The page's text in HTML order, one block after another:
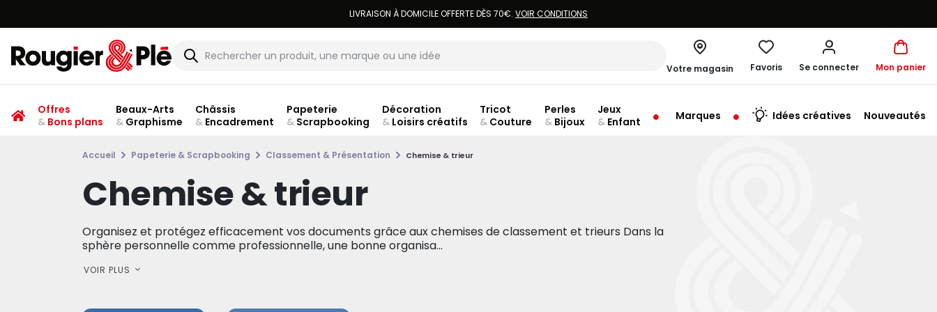
LIVRAISON À DOMICILE OFFERTE DÈS 70€. VOIR CONDITIONS
Votre magasin
Ferme à 19:00
Favoris Se connecter Mon panier
Offres
&Bons plans
Beaux-Arts
&Graphisme
Châssis
&Encadrement
Papeterie
&Scrapbooking
Décoration
&Loisirs créatifs
Tricot
& Couture
Perles
& Bijoux
Jeux
& Enfant Marques Idées créatives Nouveautés
Accueil Papeterie & Scrapbooking Classement & Présentation Chemise & trieur
Chemise & trieur
Organisez et protégez efficacement vos documents grâce aux chemises de classement et trieurs Dans la
sphère personnelle comme professionnelle, une bonne organisa...
VOIR PLUS